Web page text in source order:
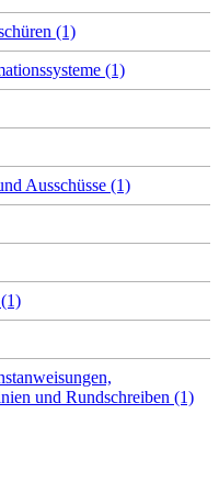
(1)
(1)
Ausschüsse (1)
und Rundschreiben (1)